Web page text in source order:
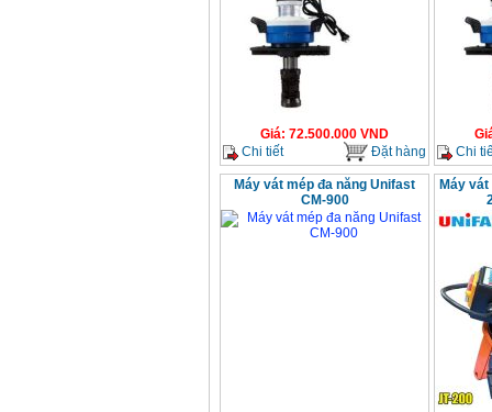
Giá: 72.500.000 VND
Chi tiết
Đặt hàng
Chi
Máy vát mép đa năng Unifast
CM-900
Máy